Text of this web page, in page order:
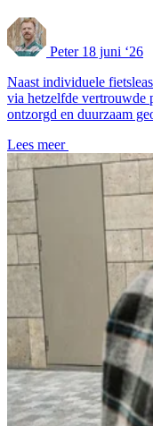
Peter 18 juni ‘26
Naast individuele
via hetzelfde vertrouwde
ontzorgd en duurzaam
Lees meer